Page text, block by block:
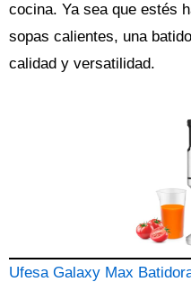
cocina. Ya sea que estés
sopas calientes, una
calidad y versatilidad.
Ufesa Galaxy Max